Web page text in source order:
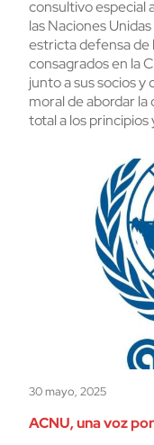
consultivo especial
las Naciones
estricta defensa de
consagrados en la
junto a sus socios y
moral de abordar
total a los
30 mayo, 2025
ACNU, una voz